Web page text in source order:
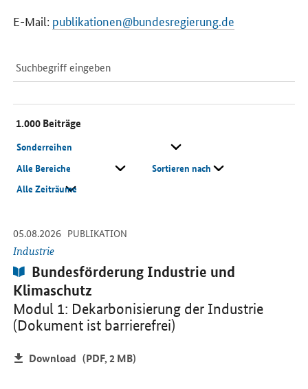
E-Mail: publikationen@bundesregierung.de
Suche
Suchfeld
1.000Beiträge
Sonderreihe
Rubrik
Sortieren nach
Zeitspanne
Beiträge
05.08.2026 -
PUBLIKATION
Industrie
Publikation:
Bundesförderung Industrie und
Klimaschutz
Modul 1: Dekarbonisierung der Industrie
(Dokument ist barrierefrei)
Download (PDF, 2 MB)
Öffnet PDF "Bundesförderung Industrie und Klimaschutz" in